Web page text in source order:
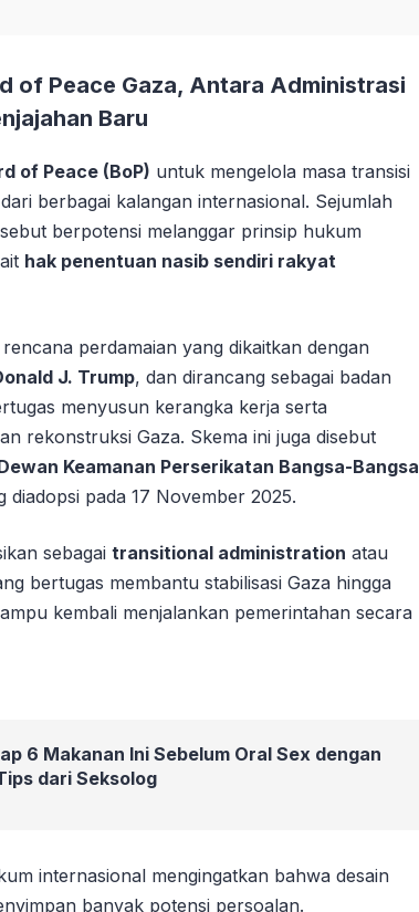
of Peace Gaza, Antara Administrasi
Baru
of Peace (BoP) untuk mengelola masa transisi
berbagai kalangan internasional. Sejumlah
berpotensi melanggar prinsip hukum
hak penentuan nasib sendiri rakyat
perdamaian yang dikaitkan dengan
J. Trump, dan dirancang sebagai badan
menyusun kerangka kerja serta
rekonstruksi Gaza. Skema ini juga disebut
Keamanan Perserikatan Bangsa-Bangsa
diadopsi pada 17 November 2025.
sebagai transitional administration atau
bertugas membantu stabilisasi Gaza hingga
kembali menjalankan pemerintahan secara
6 Makanan Ini Sebelum Oral Sex dengan
dari Seksolog
internasional mengingatkan bahwa desain
banyak potensi persoalan.